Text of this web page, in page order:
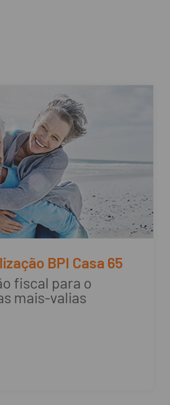
BPI Casa 65
fiscal para o
mais-valias